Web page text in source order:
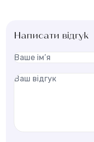
Написати відгук